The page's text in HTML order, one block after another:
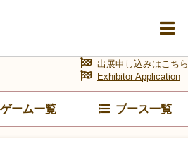
ゲーム一覧 ブース一覧
出展申し込みはこちら
Exhibitor Application